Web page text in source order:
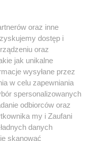
może być powielany i
w jakikolwiek sposób (w
na jakimkolwiek polu
z umieszczaniem w
praw. Jakiekolwiek użycie lub
z naruszeniem prawa,
pod groźbą kary i może być
oraz inne
dostęp i
oraz
jak unikalne
wysyłane przez
w celu zapewniania
spersonalizowanych
odbiorców oraz
my i Zaufani
danych
skanować